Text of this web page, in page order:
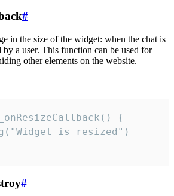
#
in the size of the widget: when the chat is
by a user. This function can be used for
other elements on the website.
{
is resized")
#